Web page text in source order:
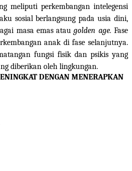
meliputi perkembangan intelegensi
sosial berlangsung pada usia dini,
masa emas ataugolden age.Fase
anak di fase selanjutnya.
fungsi fisik dan psikis yang
diberikan oleh lingkungan.
DENGAN MENERAPKAN